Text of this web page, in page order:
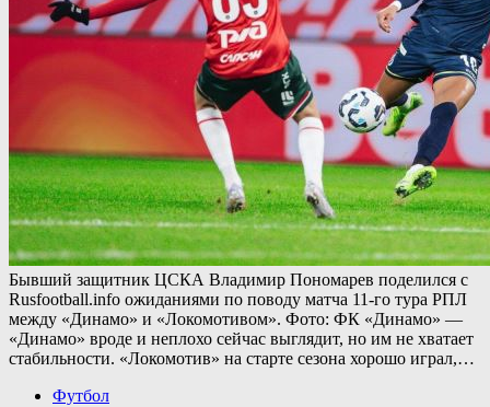
Бывший защитник ЦСКА Владимир Пономарев поделился с
Rusfootball.info ожиданиями по поводу матча 11-го тура РПЛ
между «Динамо» и «Локомотивом». Фото: ФК «Динамо» —
«Динамо» вроде и неплохо сейчас выглядит, но им не хватает
стабильности. «Локомотив» на старте сезона хорошо играл,…
Футбол